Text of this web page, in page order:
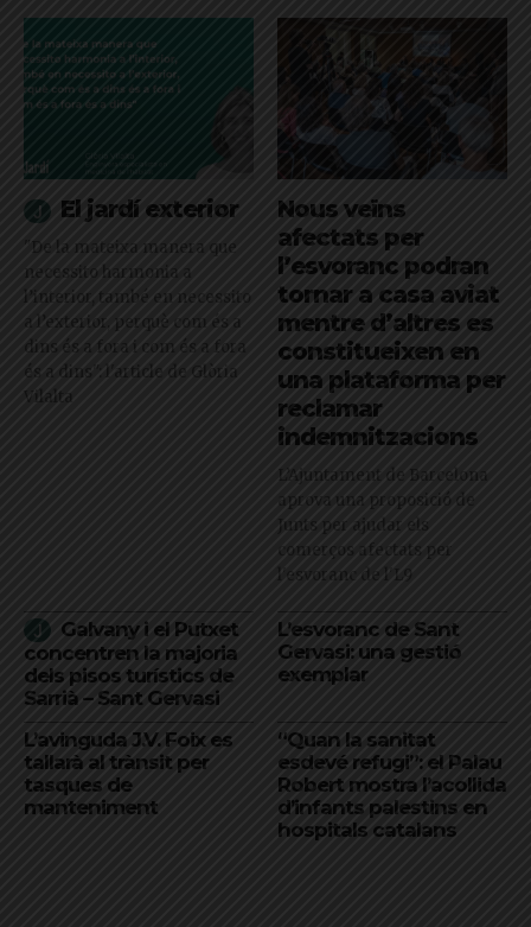
El jardí exterior
"De la mateixa manera que
necessito harmonia a
l’interior, també en necessito
a l’exterior, perquè com és a
dins és a fora i com és a fora
és a dins": l'article de Glòria
Vilalta
Nous veïns
afectats per
l’esvoranc podran
tornar a casa aviat
mentre d’altres es
constitueixen en
una plataforma per
reclamar
indemnitzacions
L’Ajuntament de Barcelona
aprova una proposició de
Junts per ajudar els
comerços afectats per
l'esvoranc de l'L9
Galvany i el Putxet
concentren la majoria
dels pisos turístics de
Sarrià – Sant Gervasi
L’esvoranc de Sant
Gervasi: una gestió
exemplar
L’avinguda J.V. Foix es
tallarà al trànsit per
tasques de
manteniment
“Quan la sanitat
esdevé refugi”: el Palau
Robert mostra l’acollida
d’infants palestins en
hospitals catalans